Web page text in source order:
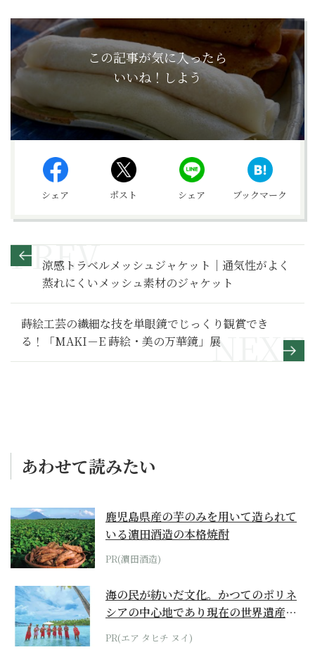
この記事が気に入ったら
いいね！しよう
シェア ポスト シェア ブックマーク
涼感トラベルメッシュジャケット｜通気性がよく
蒸れにくいメッシュ素材のジャケット
蒔絵工芸の繊細な技を単眼鏡でじっくり観賞でき
る！「MAKI－E 蒔絵・美の万華鏡」展
あわせて読みたい
鹿児島県産の芋のみを用いて造られて
いる濵田酒造の本格焼酎
PR(濵田酒造)
海の民が紡いだ文化。かつてのポリネ
シアの中心地であり現在の世界遺産か
らみえてくる...
PR(エア タヒチ ヌイ)